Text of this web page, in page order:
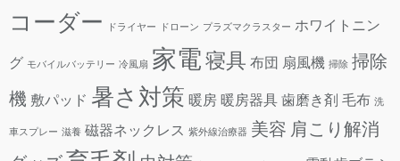
コーダー
ドライヤー ドローン プラズマクラスター ホワイトニン
グ モバイルバッテリー 冷風扇 家電寝具 布団 扇風機 掃除 掃除
機 敷パッド 暑さ対策 暖房 暖房器具 歯磨き剤 毛布 洗
車スプレー 滋養 磁器ネックレス 紫外線治療器 美容 肩こり解消